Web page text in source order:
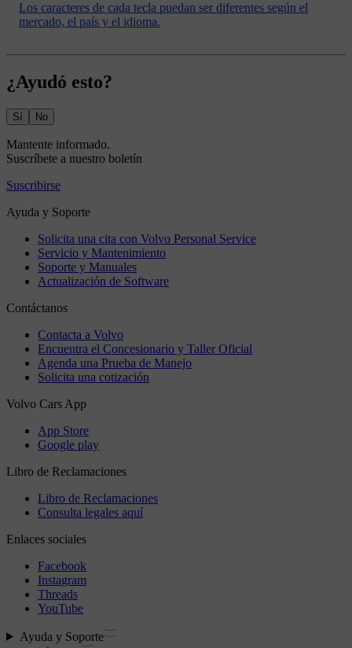
Los caracteres de cada tecla puedan ser diferentes según el
mercado, el país y el idioma.
¿Ayudó esto?
Sí No